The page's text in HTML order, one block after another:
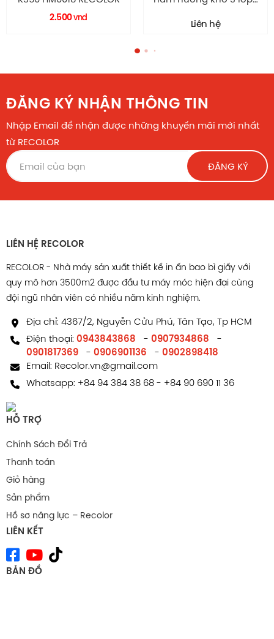
TCP031
Liên hệ
Liên hệ
ĐĂNG KÝ NHẬN THÔNG TIN
Nhập Email để nhận được những khuyến mãi mới nhất
từ RECOLOR
ĐĂNG KÝ
LIÊN HỆ RECOLOR
RECOLOR - Nhà máy sản xuất thiết kế in ấn bao bì giấy với
quy mô hơn 3500m2 được đầu tư máy móc hiện đại cùng
đội ngũ nhân viên có nhiều năm kinh nghiệm.
Địa chỉ: 4367/2, Nguyễn Cửu Phú, Tân Tạo, Tp HCM
Điện thoại: 0943843868 - 0907934868
-
0901817369
- 0906901136 - 0902898418
Email: Recolor.vn@gmail.com
Whatsapp: +84 94 384 38 68- +84 90 690 11 36
HỖ TRỢ
Chính Sách Đổi Trả
Thanh toán
Giỏ hàng
Sản phẩm
Hồ sơ năng lực – Recolor
LIÊN KẾT
BẢN ĐỒ